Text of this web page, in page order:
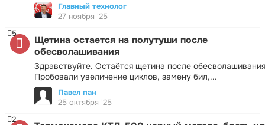
Главный технолог
27 ноября '25
Щетина остается на полутуши после
обесволашивания
Здравствуйте. Остаётся щетина после
Пробовали увеличение циклов, замену бил,...
5
Павел пан
25 октября '25
2